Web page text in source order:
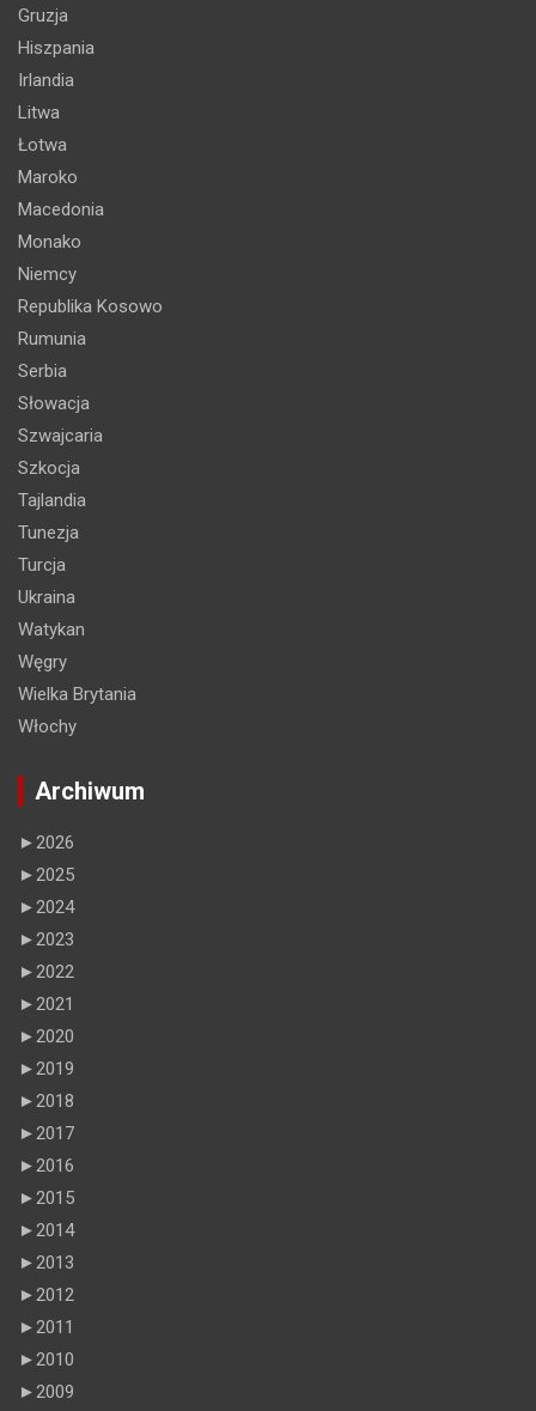
Gruzja
Hiszpania
Irlandia
Litwa
Łotwa
Maroko
Macedonia
Monako
Niemcy
Republika Kosowo
Rumunia
Serbia
Słowacja
Szwajcaria
Szkocja
Tajlandia
Tunezja
Turcja
Ukraina
Watykan
Węgry
Wielka Brytania
Włochy
Archiwum
►2026
►2025
►2024
►2023
►2022
►2021
►2020
►2019
►2018
►2017
►2016
►2015
►2014
►2013
►2012
►2011
►2010
►2009